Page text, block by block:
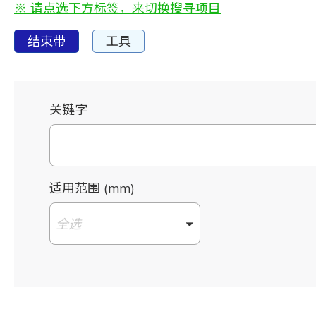
※ 请点选下方标签，来切换搜寻项目
结束带 工具
关键字
适用范围 (mm)
全选